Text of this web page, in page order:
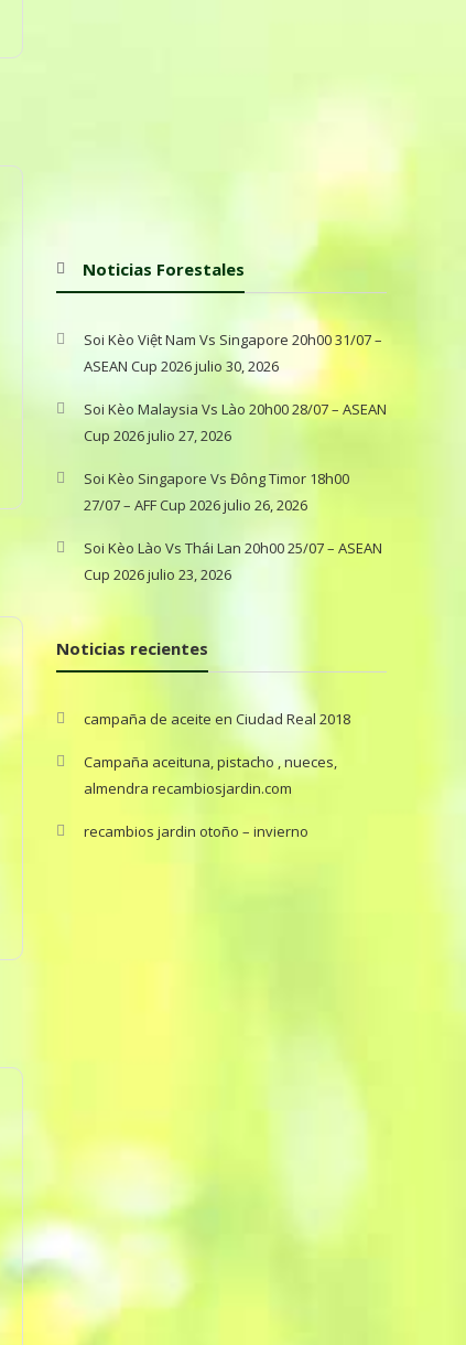
Noticias Forestales
Soi Kèo Việt Nam Vs Singapore 20h00 31/07 –
ASEAN Cup 2026julio 30, 2026
Soi Kèo Malaysia Vs Lào 20h00 28/07 – ASEAN
Cup 2026julio 27, 2026
Soi Kèo Singapore Vs Đông Timor 18h00
27/07 – AFF Cup 2026julio 26, 2026
Soi Kèo Lào Vs Thái Lan 20h00 25/07 – ASEAN
Cup 2026julio 23, 2026
Noticias recientes
campaña de aceite en Ciudad Real 2018
Campaña aceituna, pistacho , nueces,
almendra recambiosjardin.com
recambios jardin otoño – invierno